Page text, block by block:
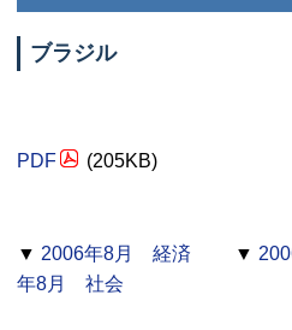
ブラジル
PDF
(205KB)
▼ 2006年8月 経済 ▼
年8月 社会